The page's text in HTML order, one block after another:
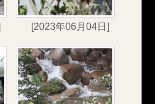
[2023年06月04日]